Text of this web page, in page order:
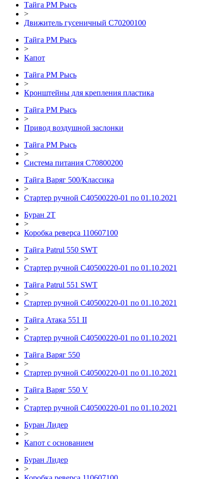
Тайга РМ Рысь
>
Движитель гусеничный C70200100
Тайга РМ Рысь
>
Капот
Тайга РМ Рысь
>
Кронштейны для крепления пластика
Тайга РМ Рысь
>
Привод воздушной заслонки
Тайга РМ Рысь
>
Система питания C70800200
Тайга Варяг 500/Классика
>
Стартер ручной C40500220-01 по 01.10.2021
Буран 2Т
>
Коробка реверса 110607100
Тайга Patrul 550 SWT
>
Стартер ручной C40500220-01 по 01.10.2021
Тайга Patrul 551 SWT
>
Стартер ручной C40500220-01 по 01.10.2021
Тайга Атака 551 II
>
Стартер ручной C40500220-01 по 01.10.2021
Тайга Варяг 550
>
Стартер ручной C40500220-01 по 01.10.2021
Тайга Варяг 550 V
>
Стартер ручной C40500220-01 по 01.10.2021
Буран Лидер
>
Капот с основанием
Буран Лидер
>